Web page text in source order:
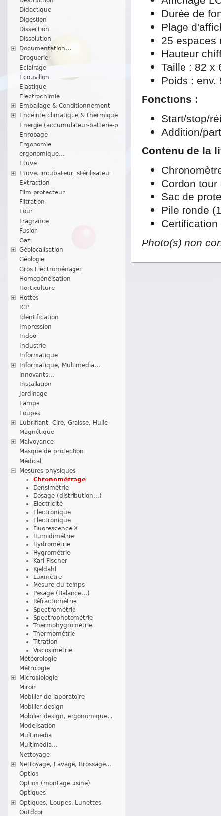
Didactique
Digestion
Dissection
Dissolution
Documentation...
Droguerie
Eclairage
Ecouvillon
Elastique
Electrochimie
Emballage & Conditionnement
Enceinte climatique & thermique
Energie (accumulateur-batterie-p
Enrobage
Ergonomie
ergonomique...
Etuve
Etuve, incubateur, stérilisateur
Extraction
Film protecteur
Filtration
Four
Fragrance
Fusion
Gaz
Géolocalisation
Géologie
Gros Electroménager
Homogénéisation
Horticulture
Hottes
ICP
Identification
Impression
Indoor
Industrie
Informatique
Informatique, Multimedia...
innovants...
Installation
Jardinage
Lampe
Loupes
Lubrifiant, Cire, Graisse, Huile
Magnétique
Malvoyance
Masque de protection
Médical
Mesures physiques
Chronométrage
Densimétrie
Dosage (distribution...)
Electricité
Electronique
Electronique
Fluorescence X
Humidimétrie
Hydrométrie
Hygrométrie
Karl Fischer
Kjeldahl
Luxmètre
Mesure du temps
Pesage (Balance...)
Réfractométrie
Spectrométrie
Spectrophotométrie
Thermohygrométrie
Thermométrie
Titration
Viscosimétrie
Météorologie
Métrologie
Microbiologie
Miroir
Mobilier de laboratoire
Mobilier design
Mobilier design, ergonomique...
Modelisation
Multimedia
Multimedia...
Nettoyage
Nettoyage, Lavage, Brossage...
Option
Option (montage usine)
Optiques
Optiques, Loupes, Lunettes
Outdoor
Durée de
Plage
25 espaces
Hauteur
Taille : 82 x
Poids : env.
Fonctions :
Start/stop/
Addition/
Contenu de la
Cordon tour
Sac de
Pile ronde
Photo(s) non